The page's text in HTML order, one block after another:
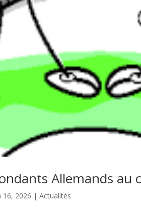
Allemands au
16, 2026 |Actualités